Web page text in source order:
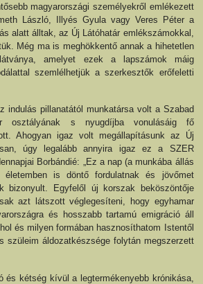
magyarországi személyekről emlékezett
László, Illyés Gyula vagy Veres Péter a
alatt álltak, az Új Látóhatár emlékszámokkal,
Még ma is meghökkentő annak a hihetetlen
amelyet ezek a lapszámok máig
szemlélhetjük a szerkesztők erőfeletti
indulás pillanatától munkatársa volt a Szabad
osztályának s nyugdíjba vonulásáig fő
Ahogyan igaz volt megállapításunk az Új
úgy legalább annyira igaz ez a SZER
Borbándié: „Ez a nap (a munkába állás
is döntő fordulatnak és jövőmet
bizonyult. Egyfelől új korszak beköszöntője
azt látszott véglegesíteni, hogy egyhamar
és hosszabb tartamú emigráció áll
és milyen formában hasznosíthatom Istentől
szüleim áldozatkészsége folytán megszerzett
és kétség kívül a legtermékenyebb krónikása,